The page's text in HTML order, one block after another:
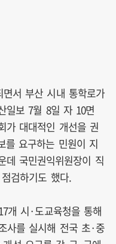
서 부산 시내 통학로가
일보 7월 8일 자 10면
가 대대적인 개선을 권
를 요구하는 민원이 지
데 국민권익위원장이 직
검하기도 했다.
개 시·도교육청을 통해
사를 실시해 전국 초·중